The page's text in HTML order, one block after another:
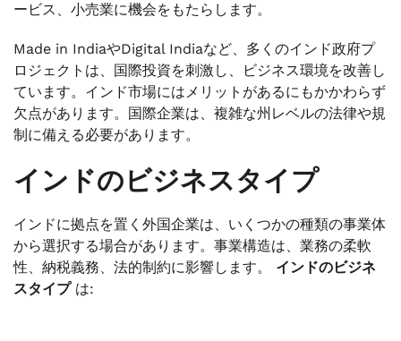
ービス、小売業に機会をもたらします。
Made in IndiaやDigital Indiaなど、多くのインド政府プ
ロジェクトは、国際投資を刺激し、ビジネス環境を改善し
ています。インド市場にはメリットがあるにもかかわらず
欠点があります。国際企業は、複雑な州レベルの法律や規
制に備える必要があります。
インドのビジネスタイプ
インドに拠点を置く外国企業は、いくつかの種類の事業体
から選択する場合があります。事業構造は、業務の柔軟
性、納税義務、法的制約に影響します。
インドのビジネ
スタイプ は: